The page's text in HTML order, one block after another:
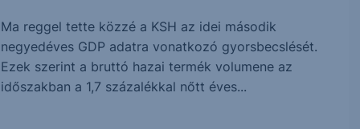
Ma reggel tette közzé a KSH az idei második
negyedéves GDP adatra vonatkozó gyorsbecslését.
Ezek szerint a bruttó hazai termék volumene az
időszakban a 1,7 százalékkal nőtt éves...